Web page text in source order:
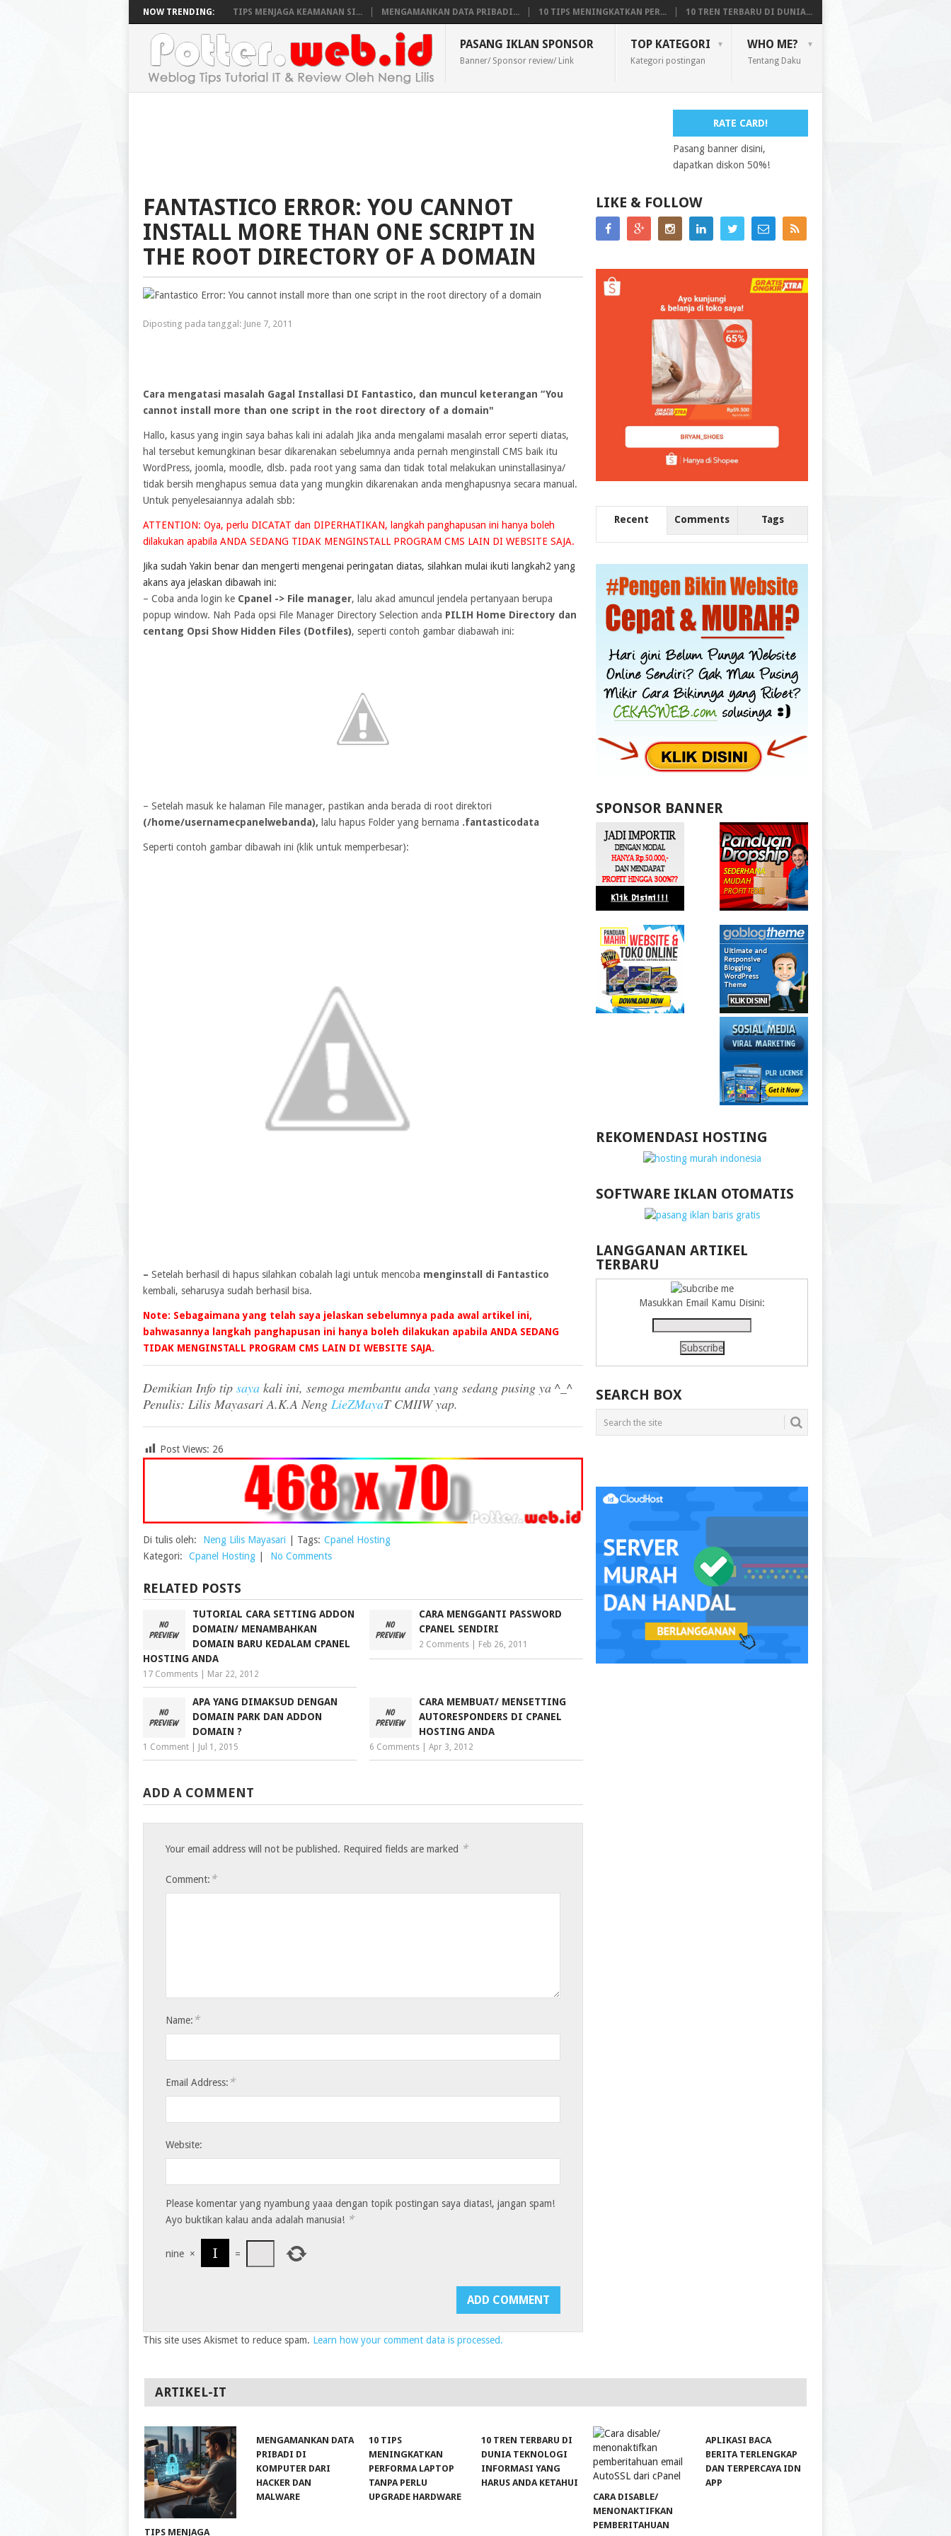
NOW TRENDING: TIPS MENJAGA KEAMANAN SI... MENGAMANKAN DATA PRIBADI... 10 TIPS MENINGKATKAN PER... 10 TREN TERBARU DI DUNIA...
PASANG IKLAN SPONSOR
Banner/ Sponsor review/ Link
TOP KATEGORI
Kategori postingan
WHO ME?
Tentang Daku
RATE CARD!
Pasang banner disini,
dapatkan diskon 50%!
FANTASTICO ERROR: YOU CANNOT
INSTALL MORE THAN ONE SCRIPT IN
THE ROOT DIRECTORY OF A DOMAIN
Diposting pada tanggal: June 7, 2011
Cara mengatasi masalah Gagal Installasi DI Fantastico, dan muncul keterangan “You
cannot install more than one script in the root directory of a domain"
Hallo, kasus yang ingin saya bahas kali ini adalah Jika anda mengalami masalah error seperti diatas,
hal tersebut kemungkinan besar dikarenakan sebelumnya anda pernah menginstall CMS baik itu
WordPress, joomla, moodle, dlsb. pada root yang sama dan tidak total melakukan uninstallasinya/
tidak bersih menghapus semua data yang mungkin dikarenakan anda menghapusnya secara manual.
Untuk penyelesaiannya adalah sbb:
ATTENTION: Oya, perlu DICATAT dan DIPERHATIKAN, langkah panghapusan ini hanya boleh
dilakukan apabila ANDA SEDANG TIDAK MENGINSTALL PROGRAM CMS LAIN DI WEBSITE SAJA.
Jika sudah Yakin benar dan mengerti mengenai peringatan diatas, silahkan mulai ikuti langkah2 yang
akans aya jelaskan dibawah ini:
– Coba anda login ke Cpanel -> File manager, lalu akad amuncul jendela pertanyaan berupa
popup window. Nah Pada opsi File Manager Directory Selection anda PILIH Home Directory dan
centang Opsi Show Hidden Files (Dotfiles), seperti contoh gambar diabawah ini:
– Setelah masuk ke halaman File manager, pastikan anda berada di root direktori
(/home/usernamecpanelwebanda), lalu hapus Folder yang bernama .fantasticodata
Seperti contoh gambar dibawah ini (klik untuk memperbesar):
– Setelah berhasil di hapus silahkan cobalah lagi untuk mencoba menginstall di Fantastico
kembali, seharusya sudah berhasil bisa.
Note: Sebagaimana yang telah saya jelaskan sebelumnya pada awal artikel ini,
bahwasannya langkah panghapusan ini hanya boleh dilakukan apabila ANDA SEDANG
TIDAK MENGINSTALL PROGRAM CMS LAIN DI WEBSITE SAJA.
Demikian Info tip saya kali ini, semoga membantu anda yang sedang pusing ya ^_^
Penulis: Lilis Mayasari A.K.A Neng LieZMayaT CMIIW yap.
Post Views: 26
Di tulis oleh: Neng Lilis Mayasari Tags: Cpanel Hosting
Kategori:
Cpanel Hosting No Comments
RELATED POSTS
TUTORIAL CARA SETTING ADDON
DOMAIN/ MENAMBAHKAN
DOMAIN BARU KEDALAM CPANEL
HOSTING ANDA
17 Comments Mar 22, 2012
CARA MENGGANTI PASSWORD
CPANEL SENDIRI
2 Comments Feb 26, 2011
APA YANG DIMAKSUD DENGAN
DOMAIN PARK DAN ADDON
DOMAIN ?
1 Comment Jul 1, 2015
CARA MEMBUAT/ MENSETTING
AUTORESPONDERS DI CPANEL
HOSTING ANDA
6 Comments |Apr 3, 2012
ADD A COMMENT
Your email address will not be published. Required fields are marked *
Comment: *
Name: *
Email Address: *
Website:
Please komentar yang nyambung yaaa dengan topik postingan saya diatas!, jangan spam!
Ayo buktikan kalau anda adalah manusia! *
nine × =
This site uses Akismet to reduce spam. Learn how your comment data is processed.
LIKE & FOLLOW
Recent Comments Tags
SPONSOR BANNER
REKOMENDASI HOSTING
SOFTWARE IKLAN OTOMATIS
LANGGANAN ARTIKEL
TERBARU
Masukkan Email Kamu Disini:
SEARCH BOX
ARTIKEL-IT
TIPS MENJAGA
MENGAMANKAN DATA
PRIBADI DI
KOMPUTER DARI
HACKER DAN
MALWARE
10 TIPS
MENINGKATKAN
PERFORMA LAPTOP
TANPA PERLU
UPGRADE HARDWARE
10 TREN TERBARU DI
DUNIA TEKNOLOGI
INFORMASI YANG
HARUS ANDA KETAHUI
CARA DISABLE/
MENONAKTIFKAN
PEMBERITAHUAN
APLIKASI BACA
BERITA TERLENGKAP
DAN TERPERCAYA IDN
APP